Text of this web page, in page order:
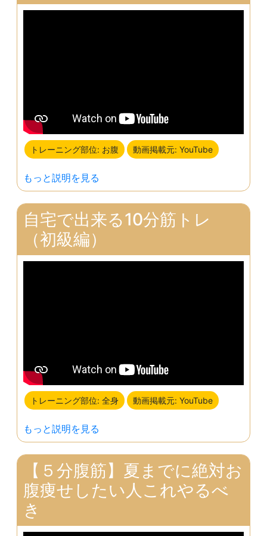
トレーニング部位: お腹 動画掲載元: YouTube
もっと説明を見る
自宅で出来る10分筋トレ
（初級編）
トレーニング部位: 全身 動画掲載元: YouTube
もっと説明を見る
【５分腹筋】夏までに絶対お
腹痩せしたい人これやるべ
き